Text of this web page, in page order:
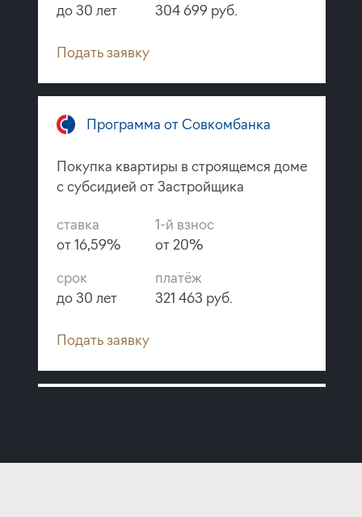
до 30 лет
304 699 руб.
Подать заявку
Программа от Совкомбанка
Покупка квартиры в строящемся доме
с субсидией от Застройщика
ставка
от 16,59%
1-й взнос
от 20%
срок
до 30 лет
платёж
321 463 руб.
Подать заявку